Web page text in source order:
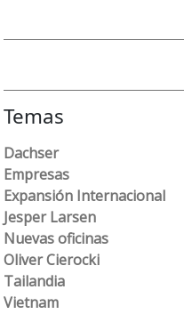
Temas
Dachser
Empresas
Expansión Internacional
Jesper Larsen
Nuevas oficinas
Oliver Cierocki
Tailandia
Vietnam